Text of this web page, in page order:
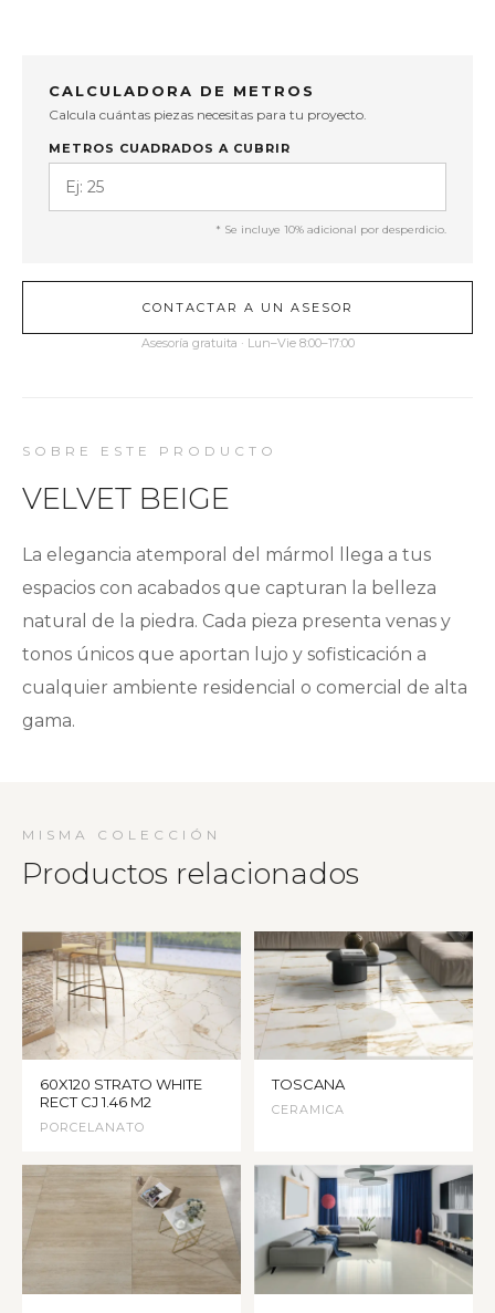
CALCULADORA DE METROS
Calcula cuántas piezas necesitas para tu proyecto.
METROS CUADRADOS A CUBRIR
* Se incluye 10% adicional por desperdicio.
CONTACTAR A UN ASESOR
Asesoría gratuita · Lun–Vie 8:00–17:00
SOBRE ESTE PRODUCTO
VELVET BEIGE
La elegancia atemporal del mármol llega a tus
espacios con acabados que capturan la belleza
natural de la piedra. Cada pieza presenta venas y
tonos únicos que aportan lujo y sofisticación a
cualquier ambiente residencial o comercial de alta
gama.
MISMA COLECCIÓN
Productos relacionados
60X120 STRATO WHITE
RECT CJ 1.46 M2
PORCELANATO
TOSCANA
CERAMICA